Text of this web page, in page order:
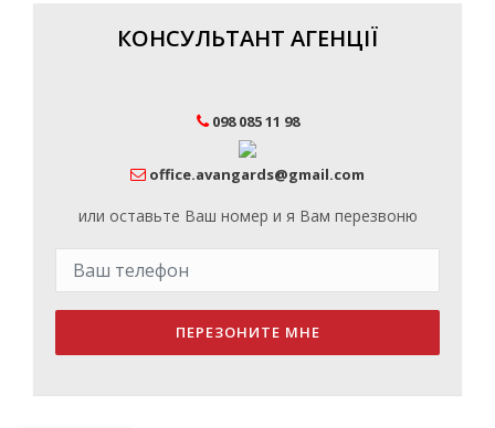
КОНСУЛЬТАНТ АГЕНЦІЇ
098 085 11 98
office.avangards@gmail.com
или оставьте Ваш номер и я Вам перезвоню
ПЕРЕЗОНИТЕ МНЕ